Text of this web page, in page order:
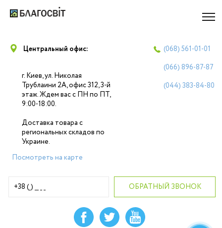
Центральный офис:
г. Киев, ул. Николая
Трублаини 2А, офис 312, 3-й
этаж. Ждем вас с ПН по ПТ,
9:00-18:00.
Доставка товара с
региональных складов по
Украине.
Посмотреть на карте
(068) 561-01-01
(066) 896-87-87
(044) 383-84-80